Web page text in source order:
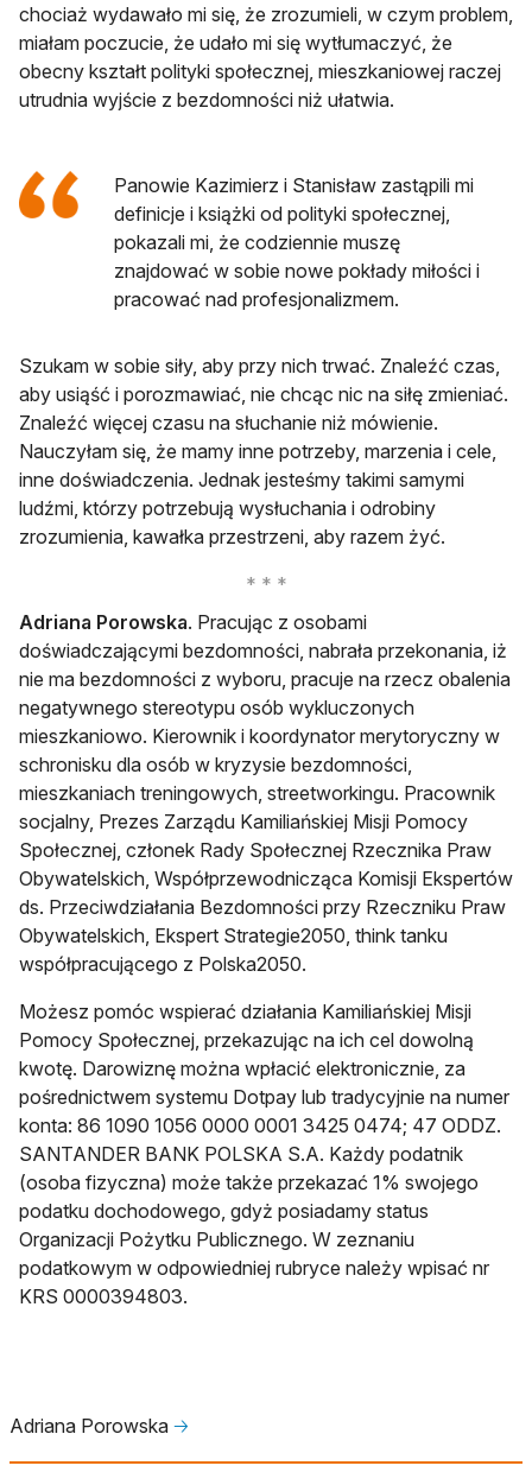
chociaż wydawało mi się, że zrozumieli, w czym problem,
miałam poczucie, że udało mi się wytłumaczyć, że
obecny kształt polityki społecznej, mieszkaniowej raczej
utrudnia wyjście z bezdomności niż ułatwia.
Panowie Kazimierz i Stanisław zastąpili mi
definicje i książki od polityki społecznej,
pokazali mi, że codziennie muszę
znajdować w sobie nowe pokłady miłości i
pracować nad profesjonalizmem.
Szukam w sobie siły, aby przy nich trwać. Znaleźć czas,
aby usiąść i porozmawiać, nie chcąc nic na siłę zmieniać.
Znaleźć więcej czasu na słuchanie niż mówienie.
Nauczyłam się, że mamy inne potrzeby, marzenia i cele,
inne doświadczenia. Jednak jesteśmy takimi samymi
ludźmi, którzy potrzebują wysłuchania i odrobiny
zrozumienia, kawałka przestrzeni, aby razem żyć.
Adriana Porowska. Pracując z osobami
doświadczającymi bezdomności, nabrała przekonania, iż
nie ma bezdomności z wyboru, pracuje na rzecz obalenia
negatywnego stereotypu osób wykluczonych
mieszkaniowo. Kierownik i koordynator merytoryczny w
schronisku dla osób w kryzysie bezdomności,
mieszkaniach treningowych, streetworkingu. Pracownik
socjalny, Prezes Zarządu Kamiliańskiej Misji Pomocy
Społecznej, członek Rady Społecznej Rzecznika Praw
Obywatelskich, Współprzewodnicząca Komisji Ekspertów
ds. Przeciwdziałania Bezdomności przy Rzeczniku Praw
Obywatelskich, Ekspert Strategie2050, think tanku
współpracującego z Polska2050.
Możesz pomóc wspierać działania Kamiliańskiej Misji
Pomocy Społecznej, przekazując na ich cel dowolną
kwotę. Darowiznę można wpłacić elektronicznie, za
pośrednictwem systemu Dotpay lub tradycyjnie na numer
konta: 86 1090 1056 0000 0001 3425 0474; 47 ODDZ.
SANTANDER BANK POLSKA S.A. Każdy podatnik
(osoba fizyczna) może także przekazać 1% swojego
podatku dochodowego, gdyż posiadamy status
Organizacji Pożytku Publicznego. W zeznaniu
podatkowym w odpowiedniej rubryce należy wpisać nr
KRS 0000394803.
Adriana Porowska 🡢